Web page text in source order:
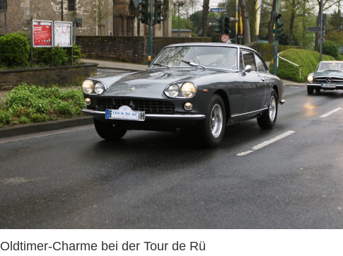
Oldtimer-Charme bei der Tour de Rü